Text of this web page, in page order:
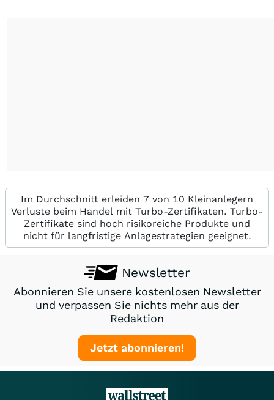
Im Durchschnitt erleiden 7 von 10 Kleinanlegern
Verluste beim Handel mit Turbo-Zertifikaten. Turbo-
Zertifikate sind hoch risikoreiche Produkte und
nicht für langfristige Anlagestrategien geeignet.
Newsletter
Abonnieren Sie unsere kostenlosen Newsletter
und verpassen Sie nichts mehr aus der
Redaktion
Jetzt abonnieren!